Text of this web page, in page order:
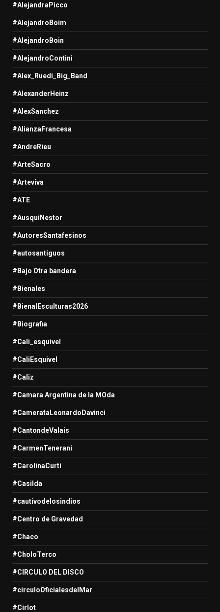
#AlejandraPicco
#AlejandroBoim
#AlejandroBoin
#AlejandroContini
#Alex_Ruedi_Big_Band
#AlexanderHeinz
#AlexSanchez
#AlianzaFrancesa
#AndreRieu
#ArteSacro
#Arteviva
#ATE
#AusquiNestor
#AutoresSantafesinos
#autosantiguos
#Bajo Otra bandera
#Bienales
#BienalEsculturas2026
#Biografia
#Cali_esquivel
#CaliEsquivel
#Caliz
#Camara Argentina de la MOda
#CamerataLeonardoDavinci
#CantondeValais
#CarmenTenerani
#CarolinaCurti
#Casilda
#cautivodelosindios
#Centro de Gravedad
#Chaco
#CholoTerco
#CIRCULO DEL DISCO
#circuloOficialesdelMar
#Cirlot